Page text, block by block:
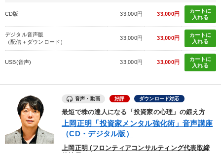
CD版 33,000円 33,000円
カートに
入れる
デジタル音声版
（配信＋ダウンロード）
33,000円 33,000円
カートに
入れる
USB(音声) 33,000円 33,000円
カートに
入れる
音声・動画 好評 ダウンロード対応
最短で株の達人になる「投資家の心理」の鍛え方
上岡正明「投資家メンタル強化術」音声講座
（CD・デジタル版）
上岡正明 (フロンティアコンサルティング代表取締